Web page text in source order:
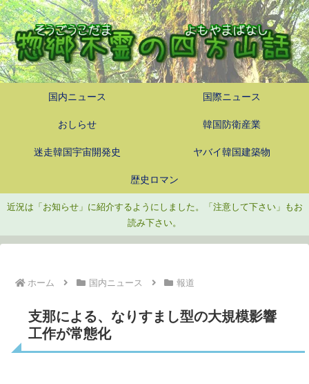
国内ニュース 国際ニュース
おしらせ 韓国防衛産業
迷走韓国宇宙開発史 ヤバイ韓国建築物
歴史ロマン
近況は「お知らせ」に紹介するようにしました。「注意して下さい」もお
読み下さい。
ホーム 国内ニュース 報道
支那による、なりすまし型の大規模影響
工作が常態化